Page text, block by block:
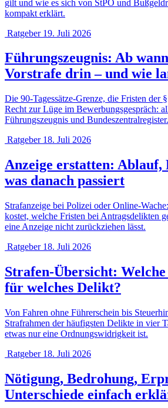
gilt und wie es sich von StPO und
kompakt erklärt.
Ratgeber 19. Juli 2026
Führungszeugnis: Ab
Vorstrafe drin – und wie
Die 90-Tagessätze-Grenze, die Fristen der
Recht zur Lüge im Bewerbungsgespräch:
Führungszeugnis und Bundeszentralregister.
Ratgeber 18. Juli 2026
Anzeige erstatten: Ablauf,
was danach passiert
Strafanzeige bei Polizei oder Online-
kostet, welche Fristen bei Antragsdelikten
eine Anzeige nicht zurückziehen lässt.
Ratgeber 18. Juli 2026
Strafen-Übersicht:
für welches Delikt?
Von Fahren ohne Führerschein bis
Strafrahmen der häufigsten Delikte in vier
etwas nur eine Ordnungswidrigkeit ist.
Ratgeber 18. Juli 2026
Nötigung, Bedrohung,
Unterschiede einfach